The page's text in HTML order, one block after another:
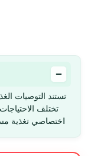
−
تستند التوصيات
تختلف
اختصاصي تغذية